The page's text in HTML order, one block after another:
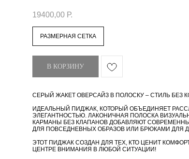
19400,00 Р.
РАЗМЕРНАЯ СЕТКА
В КОРЗИНУ
СЕРЫЙ ЖАКЕТ ОВЕРСАЙЗ В ПОЛОСКУ – СТИЛЬ БЕЗ
ИДЕАЛЬНЫЙ ПИДЖАК, КОТОРЫЙ ОБЪЕДИНЯЕТ
ЭЛЕГАНТНОСТЬЮ. ЛАКОНИЧНАЯ ПОЛОСКА
КАРМАНЫ БЕЗ КЛАПАНОВ ДОБАВЛЯЮТ
ДЛЯ ПОВСЕДНЕВНЫХ ОБРАЗОВ ИЛИ БРЮКАМИ ДЛЯ
ЭТОТ ПИДЖАК СОЗДАН ДЛЯ ТЕХ, КТО ЦЕНИТ
ЦЕНТРЕ ВНИМАНИЯ В ЛЮБОЙ СИТУАЦИИ!